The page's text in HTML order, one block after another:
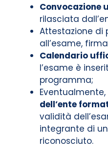
Convocazione
rilasciata
Attestazione di
all’esame,
Calendario
l’esame è
programma;
dell’ente
validità
integrante di
riconosciuto.